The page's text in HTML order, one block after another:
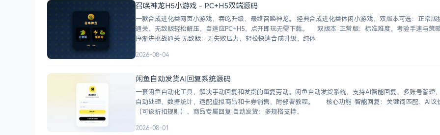
召唤神龙H5小游戏 - PC+H5双端源码
一款合成进化类网页小游戏，吞吃升级、最终召唤神龙。 经典合成进化类休闲小游戏，双版本可选：正常版
通关、无敌版轻松解压，自适应PC+H5，点开即玩无需下载。 双版本 正常版：标准难度，考验手速与策略，循
序渐进挑战通关 无敌版：无失败压力，轻松快速合成升级，纯休
2026-08-04
闲鱼自动发货AI回复系统源码
一套闲鱼自动化工具，解决手动回复和发货的重复劳动。闲鱼自动发货系统，支持AI智能回复、多账号管理
自动处理、数据统计，适配虚拟商品和卡券销售，附部署教程。 核心功能 智能回复：关键词匹配、AI议价
（可设折扣规则）、商品专属回复 自动发货：多规格支持、
2026-08-01